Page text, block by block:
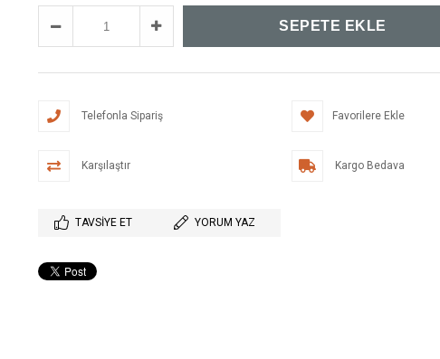
Telefonla Sipariş Favorilere Ekle
Karşılaştır Kargo Bedava
TAVSIYE ET YORUM YAZ